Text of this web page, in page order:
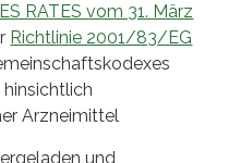
RATES vom 31. März
Richtlinie 2001/83/EG
Arzneimittel
und